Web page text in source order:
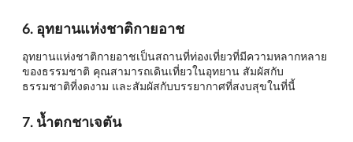
6. อุทยานแห่งชาติกายอาช
อุทยานแห่งชาติกายอาชเป็นสถานที่ท่องเที่ยวที่มีความหลากหลาย
ของธรรมชาติ คุณสามารถเดินเที่ยวในอุทยาน สัมผัสกับ
ธรรมชาติที่งดงาม และสัมผัสกับบรรยากาศที่สงบสุขในที่นี้
7. น้ำตกชาเจตัน